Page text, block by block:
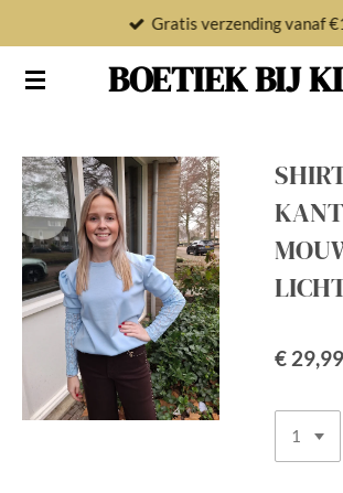
naar
BOETIEK BIJ
Gratis verzending vanaf
€ 29,99